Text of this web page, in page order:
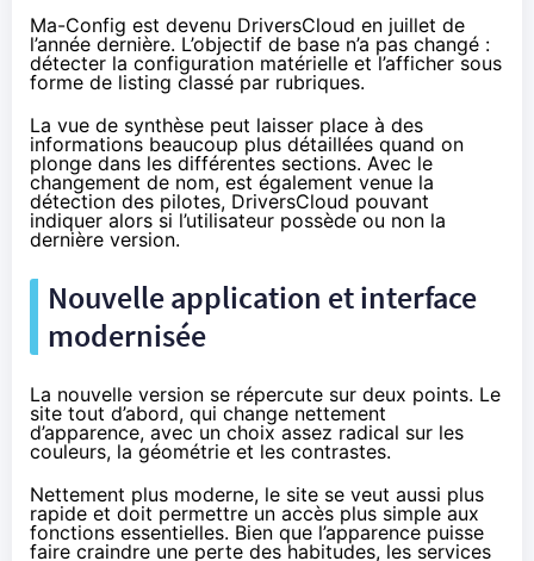
Ma-Config est devenu DriversCloud en juillet de
l’année dernière. L’objectif de base n’a pas changé :
détecter la configuration matérielle et l’afficher sous
forme de listing classé par rubriques.
La vue de synthèse peut laisser place à des
informations beaucoup plus détaillées quand on
plonge dans les différentes sections. Avec le
changement de nom, est également venue la
détection des pilotes, DriversCloud pouvant
indiquer alors si l’utilisateur possède ou non la
dernière version.
Nouvelle application et interface
modernisée
La nouvelle version se répercute sur deux points. Le
site tout d’abord, qui change nettement
d’apparence, avec un choix assez radical sur les
couleurs, la géométrie et les contrastes.
Nettement plus moderne, le site se veut aussi plus
rapide et doit permettre un accès plus simple aux
fonctions essentielles. Bien que l’apparence puisse
faire craindre une perte des habitudes, les services